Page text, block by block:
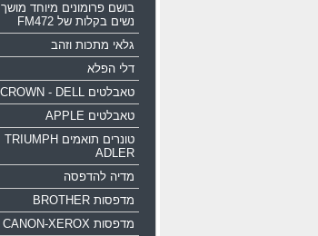
בושם פרומונים מיוחד מושך
נשים בקלות של FM472
גלאי מתכות וזהב
דלי הפלא
טאבלטים CROWN - DELL
טאבלטים APPLE
טונרים תואמים TRIUMPH
ADLER
מדיה להדפסה
מדפסות BROTHER
מדפסות CANON-XEROX